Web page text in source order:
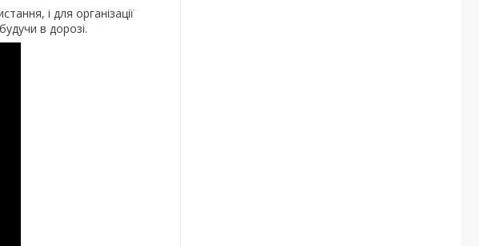
і для організації
в дорозі.